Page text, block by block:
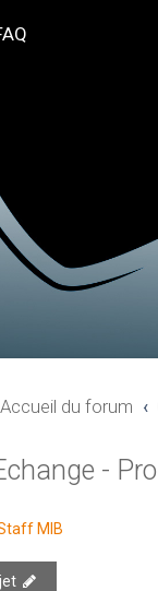
Accueil du forum
-
MIB